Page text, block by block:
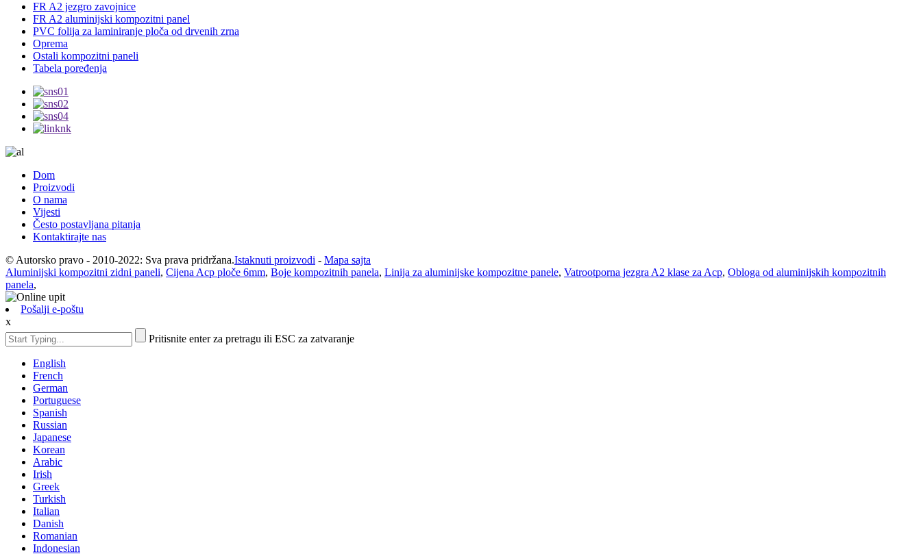
FR A2 jezgro zavojnice
FR A2 aluminijski kompozitni panel
PVC folija za laminiranje ploča od drvenih zrna
Oprema
Ostali kompozitni paneli
Tabela poređenja
Dom
Proizvodi
O nama
Vijesti
Često postavljana pitanja
Kontaktirajte nas
© Autorsko pravo - 2010-2022: Sva prava pridržana.Istaknuti proizvodi - Mapa sajta
Aluminijski kompozitni zidni paneli, Cijena Acp ploče 6mm, Boje kompozitnih panela, Linija za aluminijske kompozitne panele, Vatrootporna jezgra A2 klase za Acp, Obloga od aluminijskih kompozitnih
panela,
Pošalji e-poštu
x
Pritisnite enter za pretragu ili ESC za zatvaranje
English
French
German
Portuguese
Spanish
Russian
Japanese
Korean
Arabic
Irish
Greek
Turkish
Italian
Danish
Romanian
Indonesian